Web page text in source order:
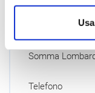
Via Giusti, 21/C
Somma
Telefono